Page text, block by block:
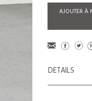
AJOUTER À
DETAILS